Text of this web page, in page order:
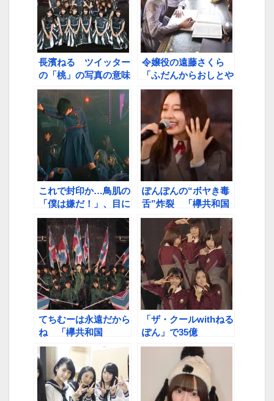
長濱ねる ツイッター
の「桃」の写真の意味
とは…
令嬢役の遠藤さくら
「ふだんからおしとや
か…蕎麦屋の娘さんと
は思えない」 ボーダ
レス出演者鑑賞会第3
弾
これで封印か…鳥肌の
「僕は嫌だ！」、目に
焼き付けた「不協和
音」
ぽんぽんの“ボヤき毒
舌”炸裂 「欅共和国
2017」鑑賞会第一夜
てちむーは永遠だから
ね 「欅共和国
2017」鑑賞会第一夜
ハイライト
「ザ・クールwithねる
ぽん」で35億